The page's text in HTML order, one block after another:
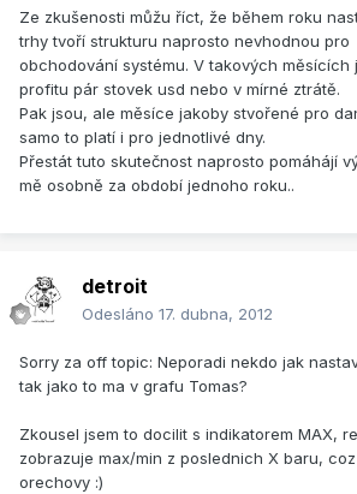
Ze zkušenosti můžu říct, že během roku
trhy tvoří strukturu naprosto nevhodnou pro
obchodování systému. V takových měsících
profitu pár stovek usd nebo v mírné ztrátě.
Pak jsou, ale měsíce jakoby stvořené pro
samo to platí i pro jednotlivé dny.
Přestát tuto skutečnost naprosto pomáhájí
mě osobně za období jednoho roku..
detroit
Odesláno 17. dubna, 2012
Sorry za off topic: Neporadi nekdo jak
tak jako to ma v grafu Tomas?
Zkousel jsem to docilit s indikatorem MAX,
zobrazuje max/min z poslednich X baru,
orechovy :)